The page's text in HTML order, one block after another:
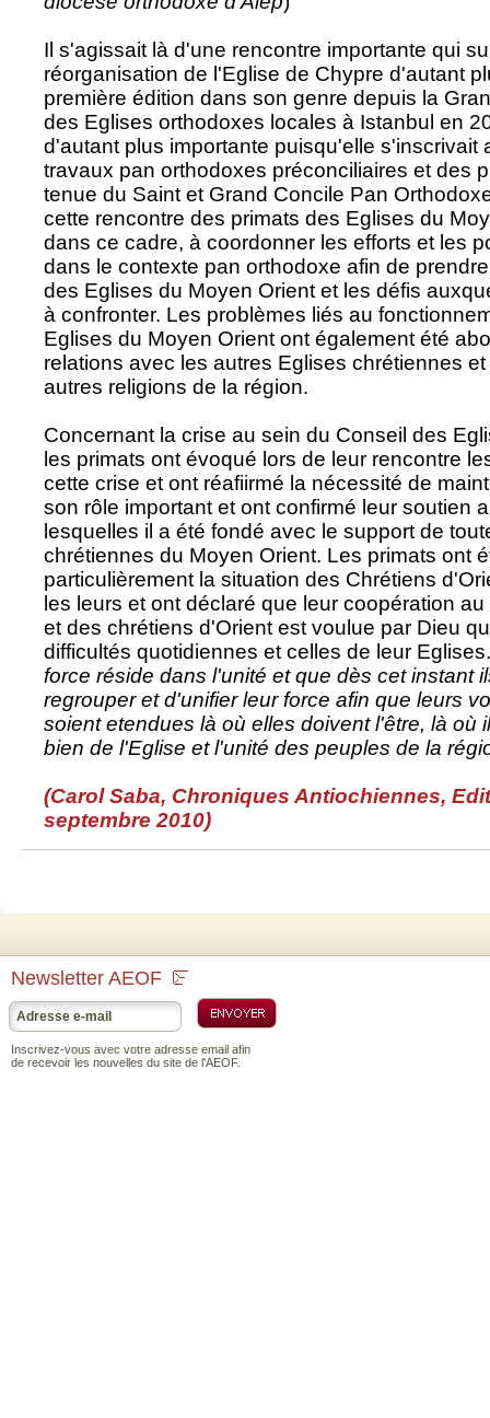
Il s'agissait là d'une rencontre importante qui
réorganisation de l'Eglise de Chypre d'autant
première édition dans son genre depuis la
des Eglises orthodoxes locales à Istanbul en
d'autant plus importante puisqu'elle s'inscrivait
travaux pan orthodoxes préconciliaires et des
tenue du Saint et Grand Concile Pan
cette rencontre des primats des Eglises du
dans ce cadre, à coordonner les efforts et les
dans le contexte pan orthodoxe afin de
des Eglises du Moyen Orient et les défis
à confronter. Les problèmes liés au
Eglises du Moyen Orient ont également été
relations avec les autres Eglises chrétiennes
autres religions de la région.
Concernant la crise au sein du Conseil des
les primats ont évoqué lors de leur rencontre
cette crise et ont réafiirmé la nécessité de
son rôle important et ont confirmé leur soutien
lesquelles il a été fondé avec le support de
chrétiennes du Moyen Orient. Les primats ont
particulièrement la situation des Chrétiens
les leurs et ont déclaré que leur coopération
et des chrétiens d'Orient est voulue par Dieu
difficultés quotidiennes et celles de leur
force réside dans l'unité et que dès cet instant
regrouper et d'unifier leur force afin que leurs
soient etendues là où elles doivent l'être, là où
bien de l'Eglise et l'unité des peuples de la
(Carol Saba, Chroniques Antiochiennes,
septembre 2010)
Newsletter AEOF
Inscrivez-vous avec votre adresse email afin
de recevoir les nouvelles du site de l'AEOF.